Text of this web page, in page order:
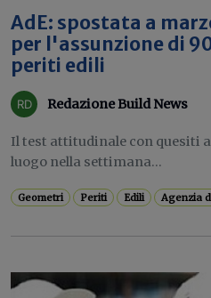
AdE: spostata a
per l'assunzione di
periti edili
Redazione Build News
Il test attitudinale con quesiti
luogo nella settimana...
Geometri Periti Edili Agenzia